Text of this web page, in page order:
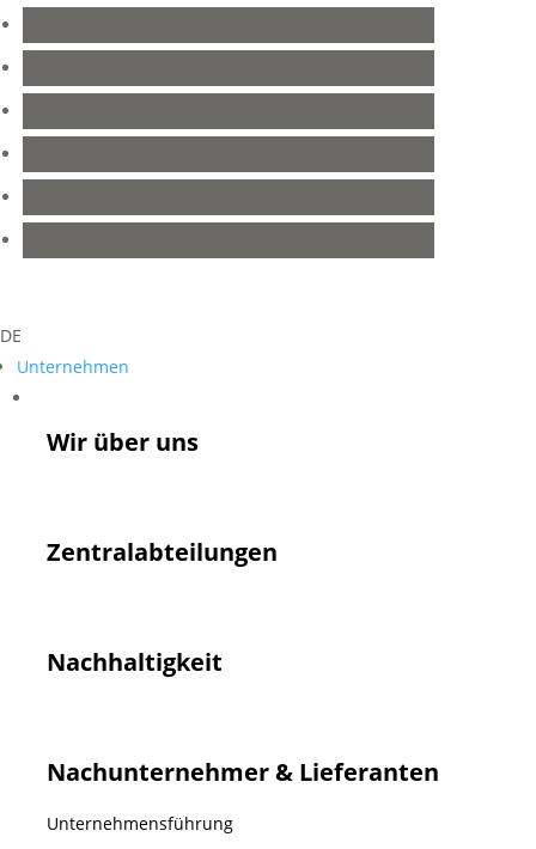
DE
Unternehmen
Wir über uns
Zentralabteilungen
Nachhaltigkeit
Nachunternehmer & Lieferanten
Unternehmensführung